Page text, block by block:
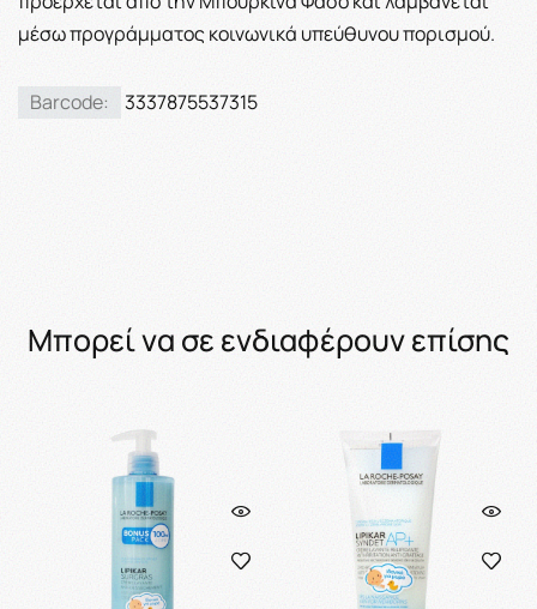
μέσω προγράμματος κοινωνικά υπεύθυνου πορισμού.
Barcode: 3337875537315
Μπορεί να σε ενδιαφέρουν επίσης